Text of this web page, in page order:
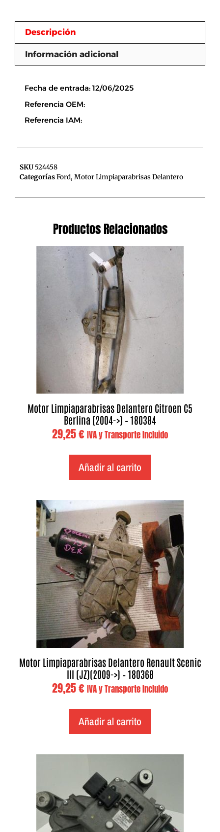
Descripción
Información adicional
Fecha de entrada: 12/06/2025
Referencia OEM:
Referencia IAM:
SKU 524458
CategoríasFord, Motor Limpiaparabrisas Delantero
Productos Relacionados
Motor Limpiaparabrisas Delantero Citroen C5
Berlina (2004->) – 180384
29,25€ IVA y Transporte Incluido
Añadir al carrito
Motor Limpiaparabrisas Delantero Renault Scenic
III (JZ)(2009->) – 180368
29,25€ IVA y Transporte Incluido
Añadir al carrito